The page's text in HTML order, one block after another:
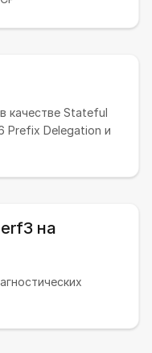
качестве Stateful
Prefix Delegation и
на